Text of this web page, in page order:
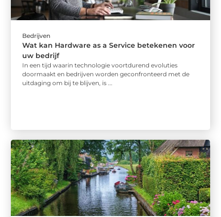
Bedrijven
Wat kan Hardware as a Service betekenen voor
uw bedrijf
In een tijd waarin technologie voortdurend evoluties
doormaakt en bedrijven worden geconfronteerd met de
uitdaging om bij te blijven, is ...